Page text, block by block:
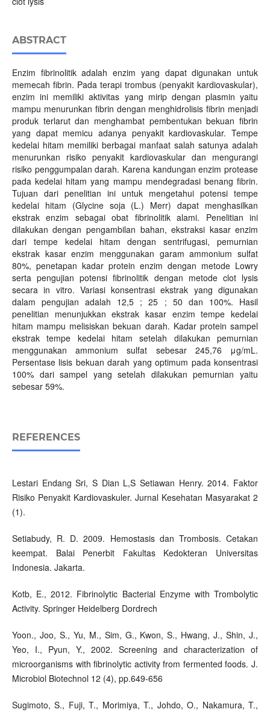
ABSTRACT
Enzim fibrinolitik adalah enzim yang dapat digunakan untuk
memecah fibrin. Pada terapi trombus (penyakit kardiovaskular),
enzim ini memiliki aktivitas yang mirip dengan plasmin yaitu
mampu menurunkan fibrin dengan menghidrolisis fibrin menjadi
produk terlarut dan menghambat pembentukan bekuan fibrin
yang dapat memicu adanya penyakit kardiovaskular. Tempe
kedelai hitam memiliki berbagai manfaat salah satunya adalah
menurunkan risiko penyakit kardiovaskular dan mengurangi
risiko penggumpalan darah. Karena kandungan enzim protease
pada kedelai hitam yang mampu mendegradasi benang fibrin.
Tujuan dari penelitian ini untuk mengetahui potensi tempe
kedelai hitam (Glycine soja (L.) Merr) dapat menghasilkan
ekstrak enzim sebagai obat fibrinolitik alami. Penelitian ini
dilakukan dengan pengambilan bahan, ekstraksi kasar enzim
dari tempe kedelai hitam dengan sentrifugasi, pemurnian
ekstrak kasar enzim menggunakan garam ammonium sulfat
80%, penetapan kadar protein enzim dengan metode Lowry
serta pengujian potensi fibrinolitik dengan metode clot lysis
secara in vitro. Variasi konsentrasi ekstrak yang digunakan
dalam pengujian adalah 12,5 ; 25 ; 50 dan 100%. Hasil
penelitian menunjukkan ekstrak kasar enzim tempe kedelai
hitam mampu melisiskan bekuan darah. Kadar protein sampel
ekstrak tempe kedelai hitam setelah dilakukan pemurnian
menggunakan ammonium sulfat sebesar 245,76 μg/mL.
Persentase lisis bekuan darah yang optimum pada konsentrasi
100% dari sampel yang setelah dilakukan pemurnian yaitu
sebesar 59%.
REFERENCES
Lestari Endang Sri, S Dian L,S Setiawan Henry. 2014. Faktor
Risiko Penyakit Kardiovaskuler. Jurnal Kesehatan Masyarakat 2
(1).
Setiabudy, R. D. 2009. Hemostasis dan Trombosis. Cetakan
keempat. Balai Penerbit Fakultas Kedokteran Universitas
Indonesia. Jakarta.
Kotb, E., 2012. Fibrinolytic Bacterial Enzyme with Trombolytic
Activity. Springer Heidelberg Dordrech
Yoon., Joo, S., Yu, M., Sim, G., Kwon, S., Hwang, J., Shin, J.,
Yeo, I., Pyun, Y., 2002. Screening and characterization of
microorganisms with fibrinolytic activity from fermented foods. J.
Microbiol Biotechnol 12 (4), pp.649-656
Sugimoto, S., Fuji, T., Morimiya, T., Johdo, O., Nakamura, T.,